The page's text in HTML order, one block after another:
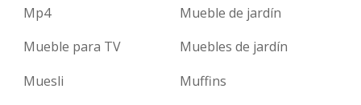
Mp4
Mueble de jardín
Mueble para TV
Muebles de jardín
Muesli
Muffins